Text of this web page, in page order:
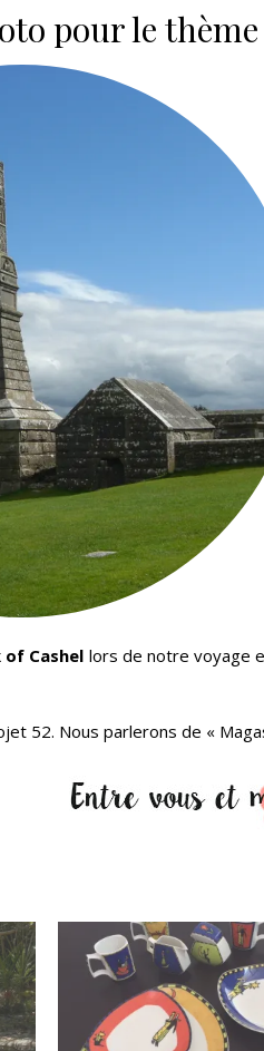
pour le
of Cashel lors de notre voyage
52. Nous parlerons de «